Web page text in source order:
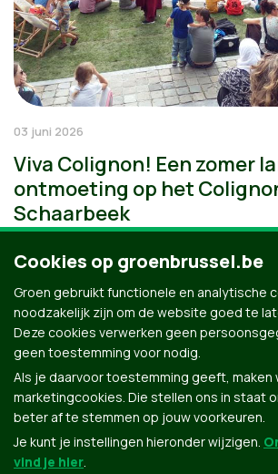
03 juni 2026
Viva Colignon! Een zomer
ontmoeting op het
Schaarbeek
Cookies op groenbrussel.be
Groen gebruikt functionele en analytische
noodzakelijk zijn om de website goed te
Deze cookies verwerken geen
geen toestemming voor nodig.
Als je daarvoor toestemming geeft, maken
marketingcookies. Die stellen ons in staat
beter af te stemmen op jouw voorkeuren.
Je kunt je instellingen hieronder wijzigen.
vind je hier.